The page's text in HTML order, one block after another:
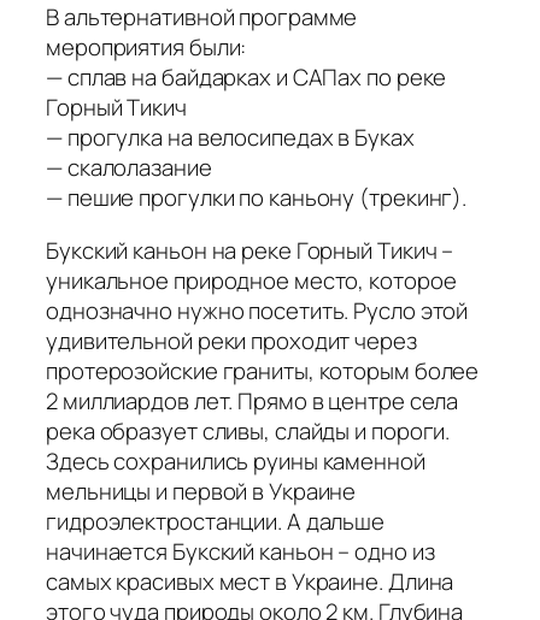
В альтернативной программе
мероприятия были:
— сплав на байдарках и САПах по реке
Горный Тикич
— прогулка на велосипедах в Буках
— скалолазание
— пешие прогулки по каньону (трекинг).
Букский каньон на реке Горный Тикич –
уникальное природное место, которое
однозначно нужно посетить. Русло этой
удивительной реки проходит через
протерозойские граниты, которым более
2 миллиардов лет. Прямо в центре села
река образует сливы, слайды и пороги.
Здесь сохранились руины каменной
мельницы и первой в Украине
гидроэлектростанции. А дальше
начинается Букский каньон – одно из
самых красивых мест в Украине. Длина
этого чуда природы около 2 км. Глубина